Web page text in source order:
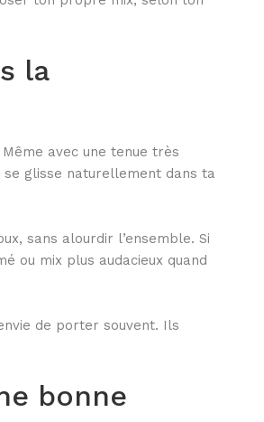
du
la
avec une tenue très
se glisse naturellement dans ta
sans alourdir l’ensemble. Si
ou mix plus audacieux quand
de porter souvent. Ils
bonne